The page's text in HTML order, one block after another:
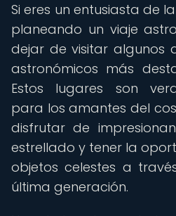
Si eres un entusiasta de
planeando un viaje
dejar de visitar algunos
astronómicos más
Estos lugares son
para los amantes del
disfrutar de
estrellado y tener la
objetos celestes a
última generación.